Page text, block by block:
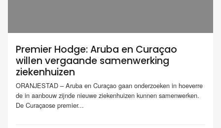
Premier Hodge: Aruba en Curaçao
willen vergaande samenwerking
ziekenhuizen
ORANJESTAD – Aruba en Curaçao gaan onderzoeken in hoeverre
de in aanbouw zijnde nieuwe ziekenhuizen kunnen samenwerken.
De Curaçaose premier...